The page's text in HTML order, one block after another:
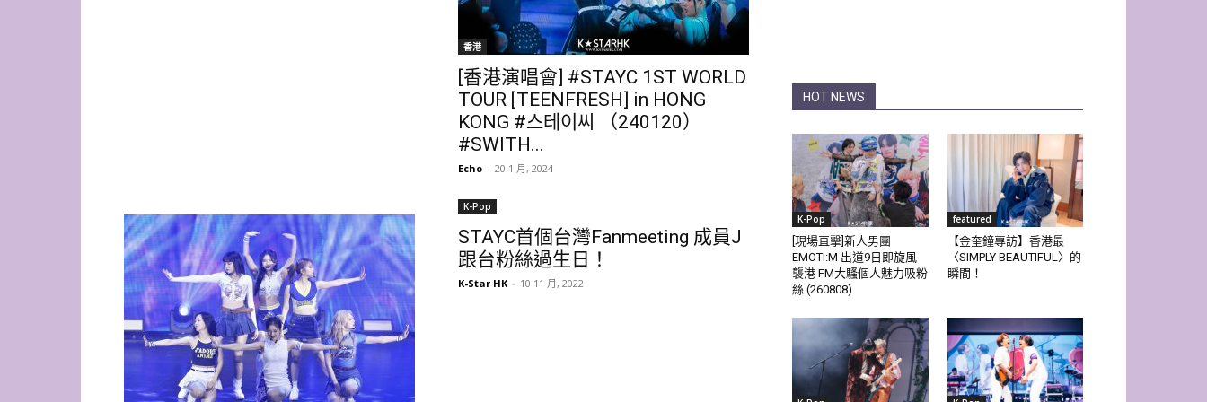
香港
[香港演唱會] #STAYC 1ST WORLD
TOUR [TEENFRESH] in HONG
KONG #스테이씨 （240120）
#SWITH...
Echo - 20 1 月, 2024
K-Pop
STAYC首個台灣Fanmeeting 成員J
跟台粉絲過生日！
K-Star HK - 10 11 月, 2022
HOT NEWS
K-Pop
[現場直擊]新人男團
EMOTI:M 出道9日即旋風
襲港 FM大騷個人魅力吸粉
絲 (260808)
featured
【金奎鐘專訪】香港最
〈SIMPLY BEAUTIFUL〉的
瞬間！